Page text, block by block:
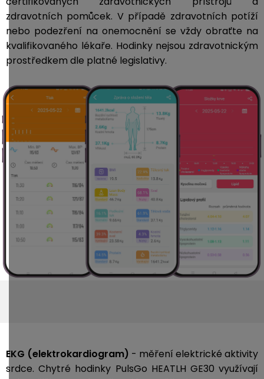
zdravotních pomůcek. V případě zdravotních potíží
nebo podezření na onemocnění se vždy obraťte na
kvalifikovaného lékaře. Hodinky nejsou zdravotnickým
prostředkem dle platné legislativy.
EKG (elektrokardiogram) - měření elektrické aktivity
srdce. Chytré hodinky PulsGo HEATLH GE30 využívají